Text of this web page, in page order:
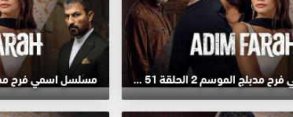
مسلسل اسمي فرح مدبلج الموسم 2 الحلقة 51 HD